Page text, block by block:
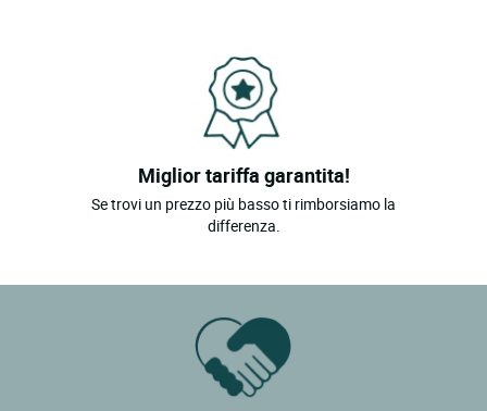
Miglior tariffa garantita!
Se trovi un prezzo più basso ti rimborsiamo la
differenza.